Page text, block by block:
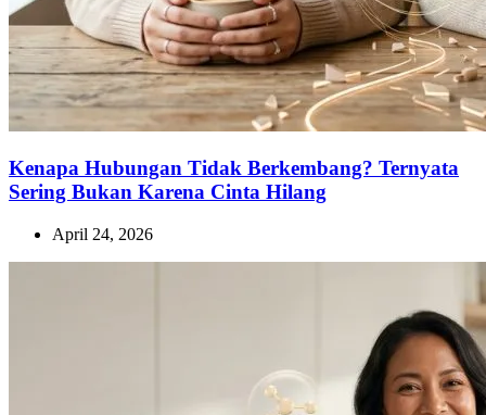
Kenapa Hubungan Tidak Berkembang? Ternyata
Sering Bukan Karena Cinta Hilang
April 24, 2026